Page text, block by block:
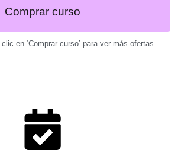
Comprar curso
en ‘Comprar curso’ para ver más ofertas.